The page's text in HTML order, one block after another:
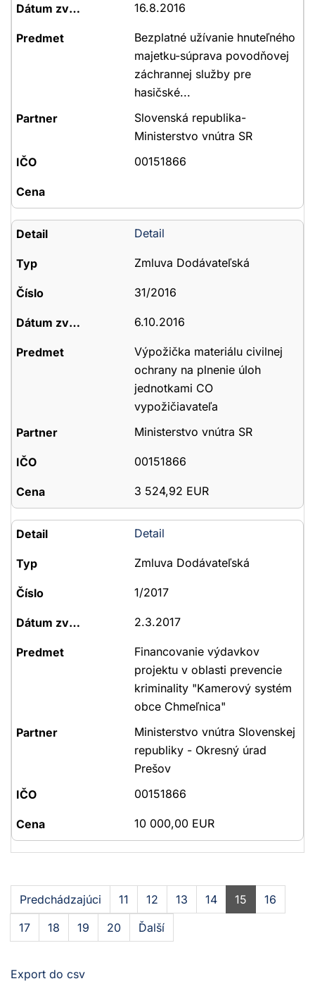
16.8.2016
Bezplatné užívanie hnuteľného
majetku-súprava povodňovej
záchrannej služby pre
hasičské...
Slovenská republika-
Ministerstvo vnútra SR
00151866
Detail
Zmluva Dodávateľská
31/2016
6.10.2016
Výpožička materiálu civilnej
ochrany na plnenie úloh
jednotkami CO
vypožičiavateľa
Ministerstvo vnútra SR
00151866
3 524,92 EUR
Detail
Zmluva Dodávateľská
1/2017
2.3.2017
Financovanie výdavkov
projektu v oblasti prevencie
kriminality "Kamerový systém
obce Chmeľnica"
Ministerstvo vnútra Slovenskej
republiky - Okresný úrad
Prešov
00151866
10 000,00 EUR
Predchádzajúci 11 12 13 14 15
16
17
18 19 20 Ďalší
Export do csv